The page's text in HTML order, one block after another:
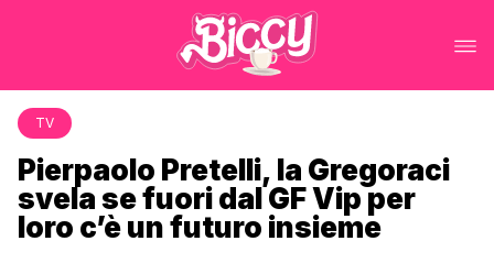
TV
Pierpaolo Pretelli, la Gregoraci
svela se fuori dal GF Vip per
loro c’è un futuro insieme